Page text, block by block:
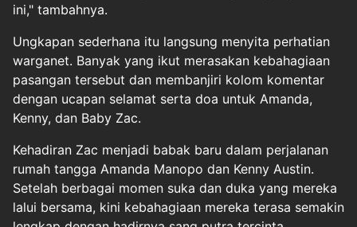
ini," tambahnya.
Ungkapan sederhana itu langsung menyita perhatian
warganet. Banyak yang ikut merasakan kebahagiaan
pasangan tersebut dan membanjiri kolom komentar
dengan ucapan selamat serta doa untuk Amanda,
Kenny, dan Baby Zac.
Kehadiran Zac menjadi babak baru dalam perjalanan
rumah tangga Amanda Manopo dan Kenny Austin.
Setelah berbagai momen suka dan duka yang mereka
lalui bersama, kini kebahagiaan mereka terasa semakin